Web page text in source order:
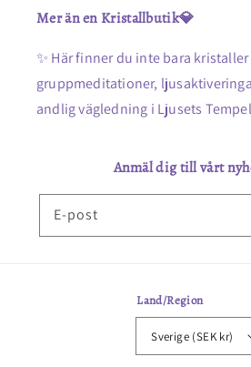
Mer än en Kristallbutik💎
✨ Här finner du inte bara kristaller
gruppmeditationer,
andlig vägledning i Ljusets
Anmäl dig till vårt
E-post
Land/Region
Sverige (SEK kr)